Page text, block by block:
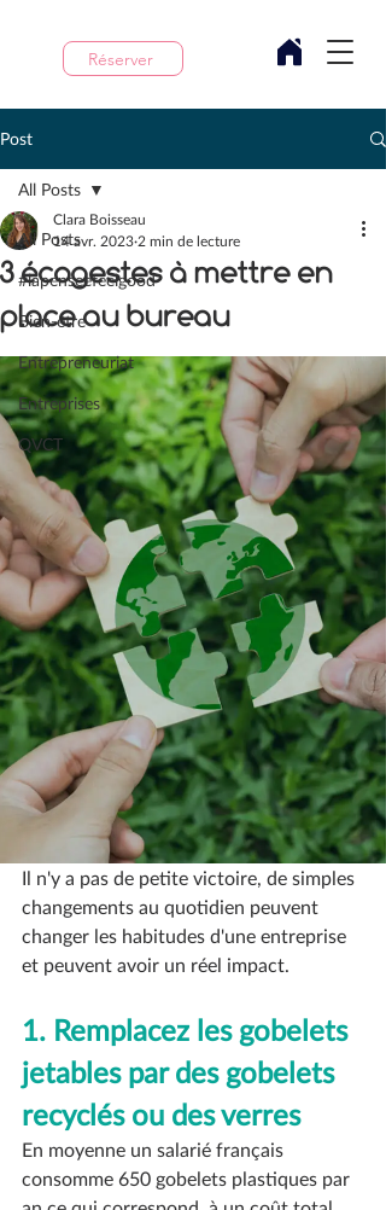
Réserver
Post
All Posts
#lapenseefeelgood
Bien-être
Entrepreneuriat
Entreprises
QVCT
All Posts
3 écogestes à mettre en
place au bureau
Clara Boisseau
14 avr. 2023 2 min de lecture
Il n'y a pas de petite victoire, de simples
changements au quotidien peuvent
changer les habitudes d'une entreprise
et peuvent avoir un réel impact.
1. Remplacez les gobelets
jetables par des gobelets
recyclés ou des verres
En moyenne un salarié français
consomme 650 gobelets plastiques par